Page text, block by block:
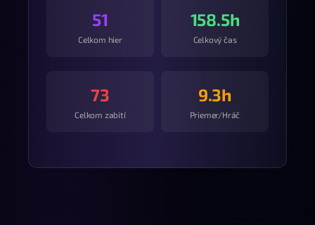
51
Celkom hier
158.5h
Celkový čas
73
Celkom zabití
9.3h
Priemer/Hráč